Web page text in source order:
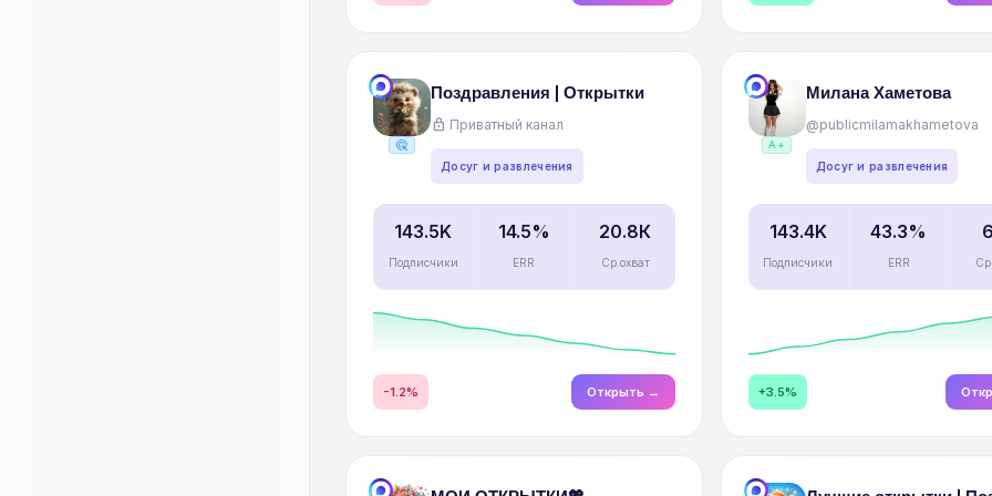
ads_click
Поздравления | Открытки
lock Приватный канал
Досуг и развлечения
143.5K
Подписчики
14.5%
ERR
20.8К
Ср.охват
-1.2% Открыть →
A+
Милана Хаметова
@publicmilamakhametova
Досуг и развлечения
143.4K
Подписчики
43.3%
ERR
+3.5%